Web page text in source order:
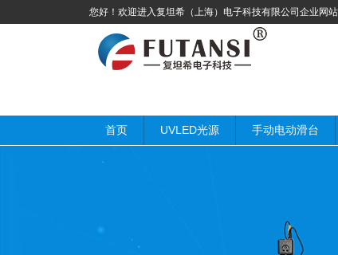
您好！欢迎进入复坦希（上海）电子科技有限公司企业网站
首页 UVLED光源 手动电动滑台